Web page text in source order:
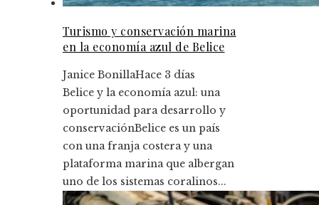
Turismo y conservación marina
en la economía azul de Belice
Janice BonillaHace 3 días
Belice y la economía azul: una
oportunidad para desarrollo y
conservaciónBelice es un país
con una franja costera y una
plataforma marina que albergan
uno de los sistemas coralinos...